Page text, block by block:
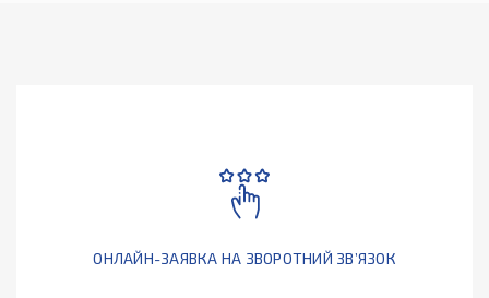
ОНЛАЙН-ЗАЯВКА НА ЗВОРОТНИЙ ЗВ’ЯЗОК